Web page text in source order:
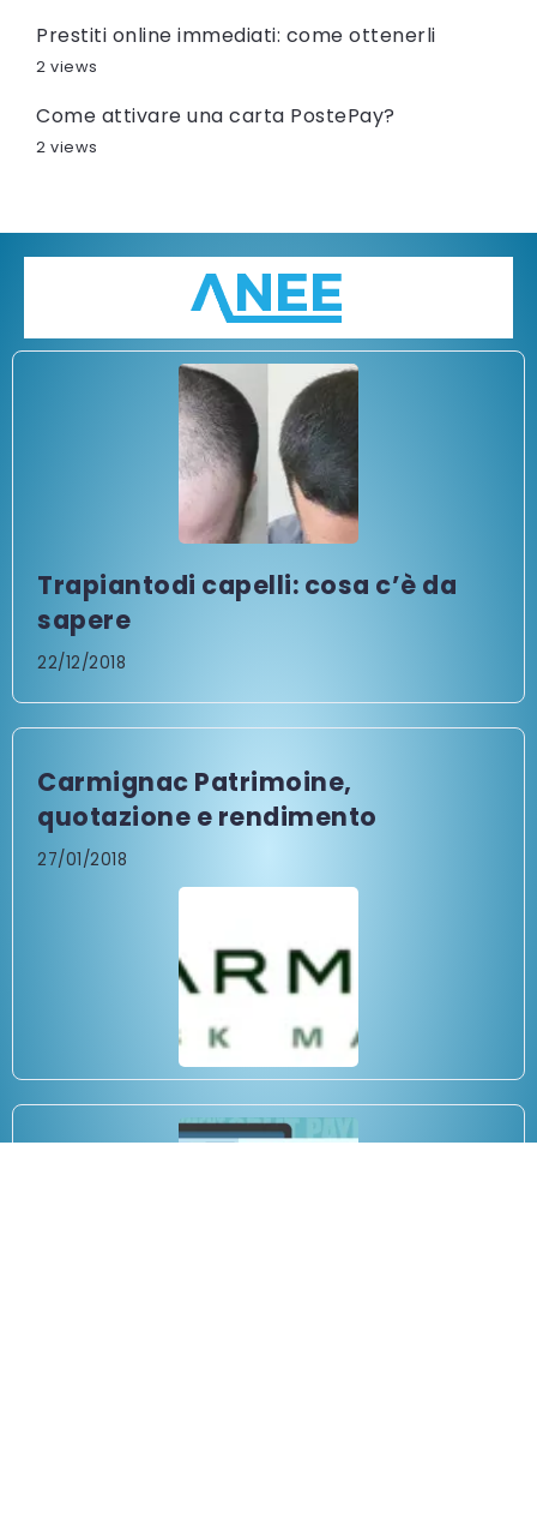
Prestiti online immediati: come ottenerli
2 views
Come attivare una carta PostePay?
2 views
Trapiantodi capelli: cosa c’è da
sapere
22/12/2018
Carmignac Patrimoine,
quotazione e rendimento
27/01/2018